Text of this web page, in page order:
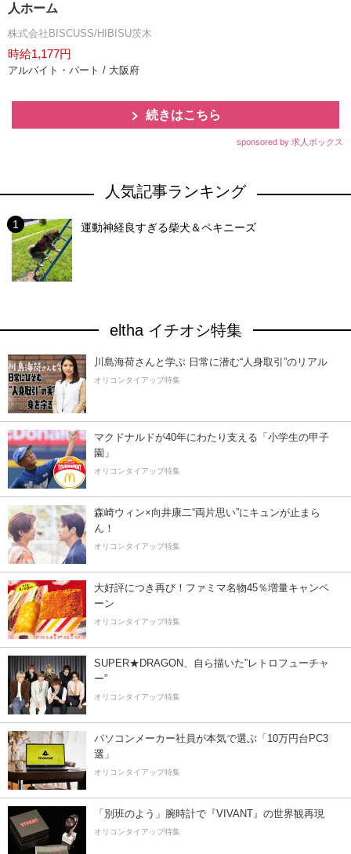
人ホーム
株式会社BISCUSS/HIBISU茨木
時給1,177円
アルバイト・パート / 大阪府
続きはこちら
sponsored by 求人ボックス
人気記事ランキング
運動神経良すぎる柴犬＆ペキニーズ
eltha イチオシ特集
川島海荷さんと学ぶ 日常に潜む“人身取引”のリアル
オリコンタイアップ特集
マクドナルドが40年にわたり支える「小学生の甲子
園」
オリコンタイアップ特集
森崎ウィン×向井康二“両片思い”にキュンが止まら
ん！
オリコンタイアップ特集
大好評につき再び！ファミマ名物45％増量キャンペ
ーン
オリコンタイアップ特集
SUPER★DRAGON、自ら描いた”レトロフューチャ
ー”
オリコンタイアップ特集
パソコンメーカー社員が本気で選ぶ「10万円台PC3
選」
オリコンタイアップ特集
「別班のよう」腕時計で『VIVANT』の世界観再現
オリコンタイアップ特集